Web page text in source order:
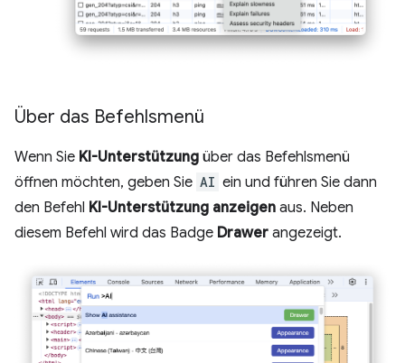
Über das Befehlsmenü
Wenn Sie KI-Unterstützung über das Befehlsmenü
öffnen möchten, geben Sie AI ein und führen Sie dann
den Befehl KI-Unterstützung anzeigen aus. Neben
diesem Befehl wird das Badge Drawer angezeigt.